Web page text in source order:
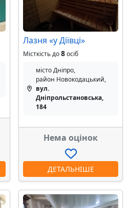
Лазня «у Діївці»
Місткість до8осіб
місто Дніпро,
район Новокодацький,
вул.
Дніпрольстановська,
184
Нема оцінок
ДЕТАЛЬНІШЕ